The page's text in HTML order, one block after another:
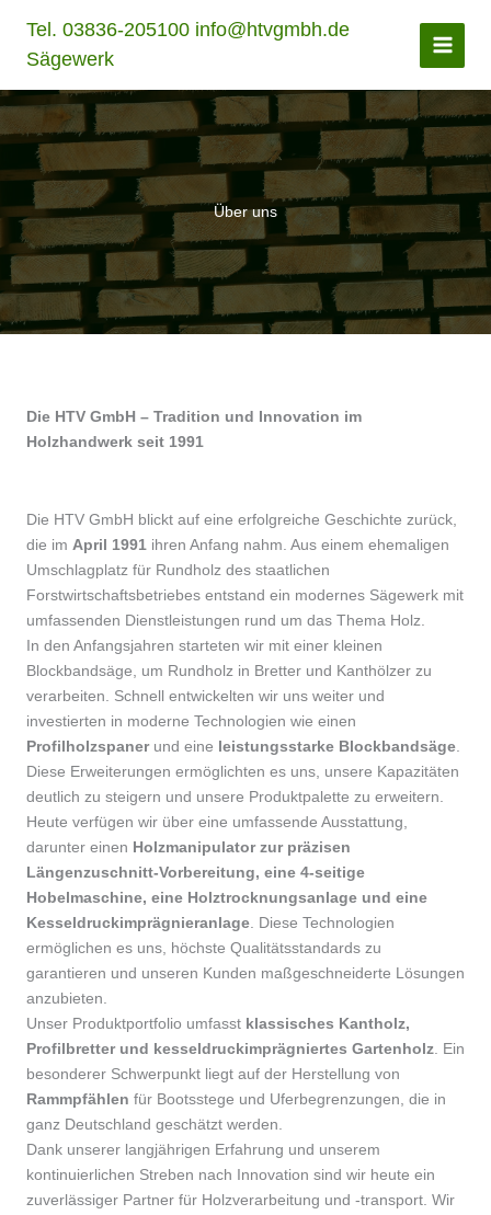
Inhalt
springen
Tel. 03836-205100 info@htvgmbh.de
Sägewerk
Über uns
Die HTV GmbH – Tradition und Innovation im
Holzhandwerk seit 1991
Die HTV GmbH blickt auf eine erfolgreiche Geschichte zurück,
die im April 1991 ihren Anfang nahm. Aus einem ehemaligen
Umschlagplatz für Rundholz des staatlichen
Forstwirtschaftsbetriebes entstand ein modernes Sägewerk mit
umfassenden Dienstleistungen rund um das Thema Holz.
In den Anfangsjahren starteten wir mit einer kleinen
Blockbandsäge, um Rundholz in Bretter und Kanthölzer zu
verarbeiten. Schnell entwickelten wir uns weiter und
investierten in moderne Technologien wie einen
Profilholzspanerund eine leistungsstarke Blockbandsäge
Diese Erweiterungen ermöglichten es uns, unsere Kapazitäten
deutlich zu steigern und unsere Produktpalette zu erweitern.
Heute verfügen wir über eine umfassende Ausstattung,
darunter einen Holzmanipulator zur präzisen
Längenzuschnitt-Vorbereitung, eine 4-seitige
Hobelmaschine, eine Holztrocknungsanlage und eine
Kesseldruckimprägnieranlage . Diese Technologien
ermöglichen es uns, höchste Qualitätsstandards zu
garantieren und unseren Kunden maßgeschneiderte Lösungen
anzubieten.
Unser Produktportfolio umfasst klassisches Kantholz,
Profilbretter und kesseldruckimprägniertes Gartenholz . Ein
besonderer Schwerpunkt liegt auf der Herstellung von
Rammpfählen für Bootsstege und Uferbegrenzungen, die in
ganz Deutschland geschätzt werden.
Dank unserer langjährigen Erfahrung und unserem
kontinuierlichen Streben nach Innovation sind wir heute ein
zuverlässiger Partner für Holzverarbeitung und -transport. Wir